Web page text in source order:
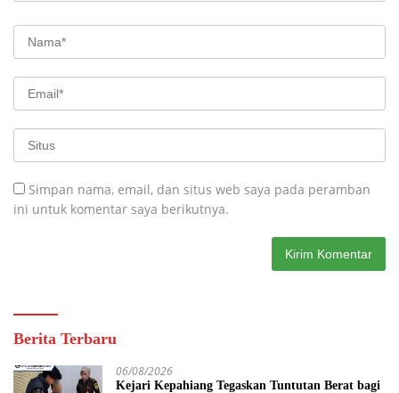
Simpan nama, email, dan situs web saya pada peramban
ini untuk komentar saya berikutnya.
Berita Terbaru
06/08/2026
Kejari Kepahiang Tegaskan Tuntutan Berat bagi